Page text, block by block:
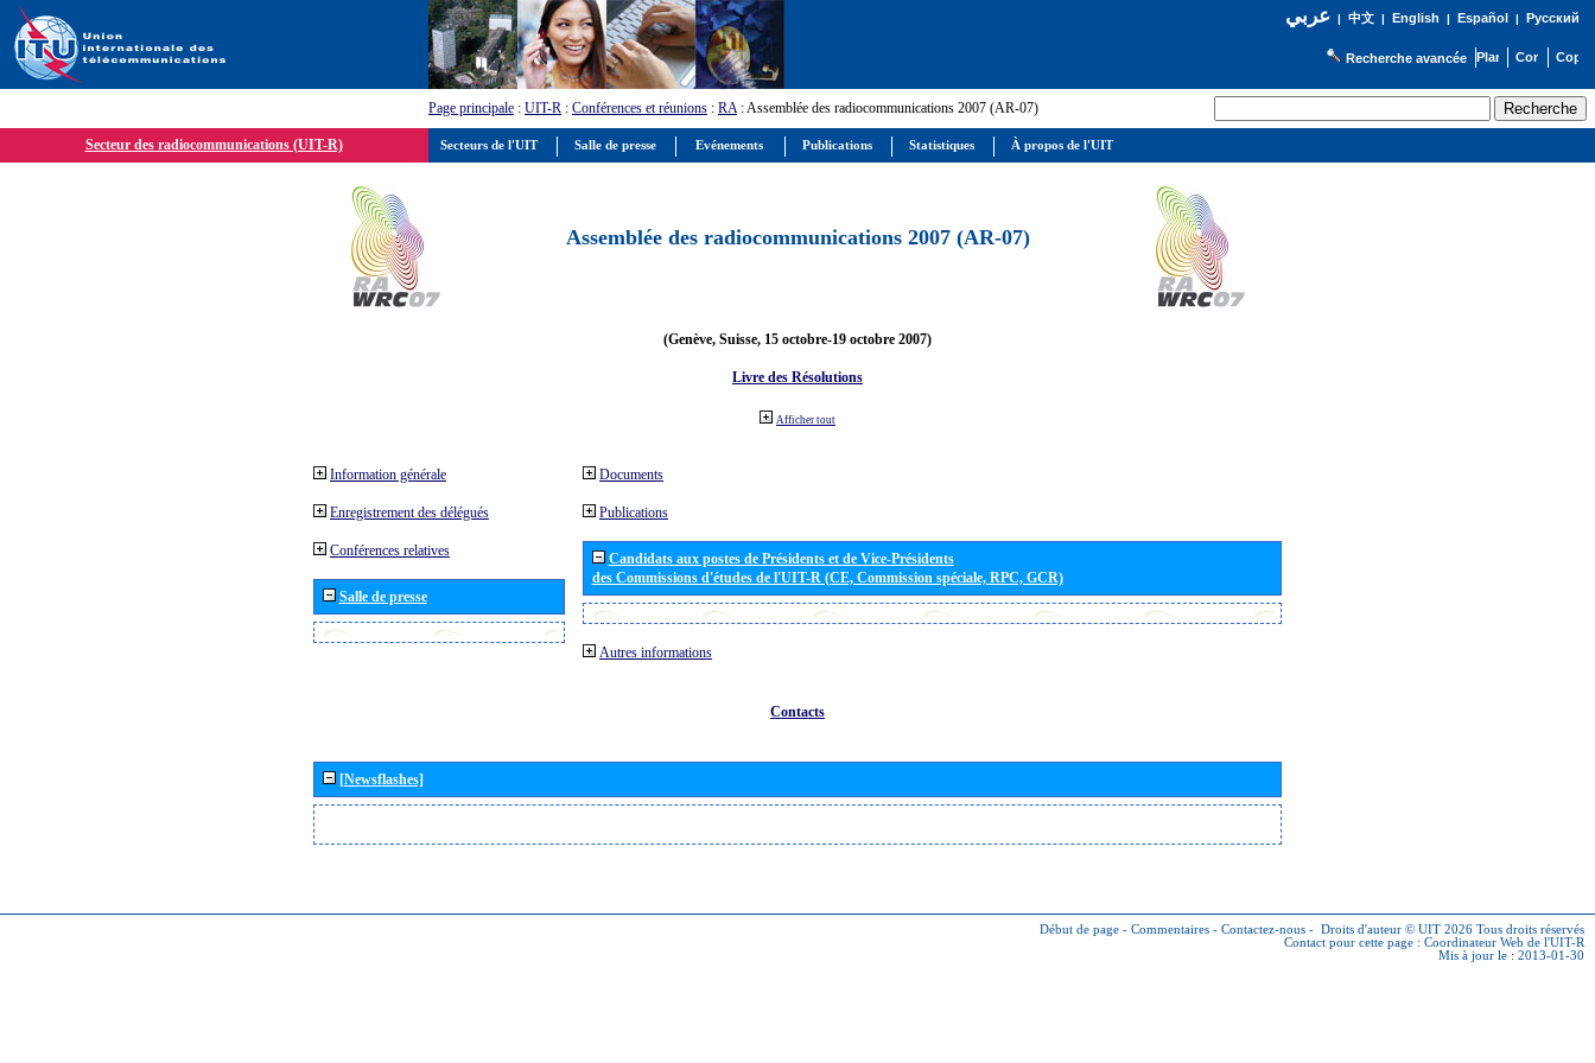
عربي| 中文| English | Español | Русский
Recherche avancée
Page principale : UIT-R : Conférences et réunions : RA: Assemblée des radiocommunications 2007 (AR-07)
Secteur des radiocommunications (UIT-R)
Assemblée des radiocommunications 2007 (AR-07)
(Genève, Suisse, 15 octobre-19 octobre 2007)
Livre des Résolutions
Afficher tout
Information générale
Enregistrement des délégués
Conférences relatives
Salle de presse
Documents
Publications
Candidats aux postes de Présidents et de Vice-Présidents
des Commissions d'études de l'UIT-R (CE, Commission spéciale, RPC, GCR)
Autres informations
Contacts
[Newsflashes]
Début de page - Commentaires - Contactez-nous - Droits d'auteur © UIT 2026 Tous droits réservés
Contact pour cette page : Coordinateur Web de l'UIT-R
Mis à jour le : 2013-01-30
Secteurs de l'UIT Salle de presse Evénements Publications Statistiques À propos de l'UIT